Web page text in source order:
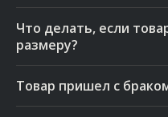
Что делать, если
размеру?
Товар пришел с